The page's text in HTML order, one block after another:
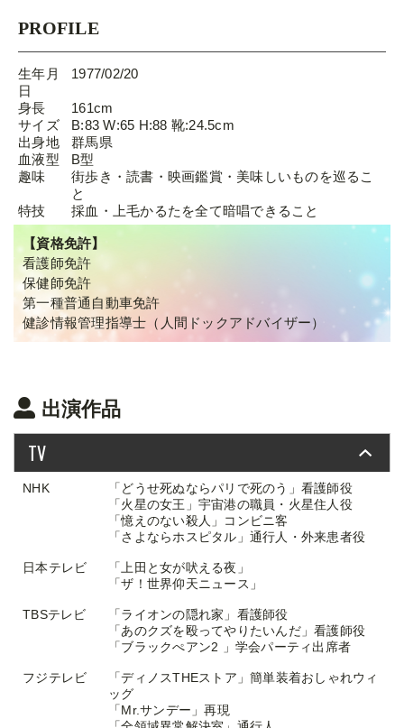
PROFILE
生年月
日
1977/02/20
身長
161cm
サイズ
B:83 W:65 H:88 靴:24.5cm
出身地
群馬県
血液型
B型
趣味
街歩き・読書・映画鑑賞・美味しいものを巡るこ
と
特技
採血・上毛かるたを全て暗唱できること
【資格免許】
看護師免許
保健師免許
第一種普通自動車免許
健診情報管理指導士（人間ドックアドバイザー）
出演作品
TV
NHK
「どうせ死ぬならパリで死のう」看護師役
「火星の女王」宇宙港の職員・火星住人役
「憶えのない殺人」コンビニ客
「さよならホスピタル」通行人・外来患者役
日本テレビ
「上田と女が吠える夜」
「ザ！世界仰天ニュース」
TBSテレビ
「ライオンの隠れ家」看護師役
「あのクズを殴ってやりたいんだ」看護師役
「ブラックぺアン2 」学会パーティ出席者
フジテレビ
「ディノスTHEストア」簡単装着おしゃれウィ
ッグ
「Mr.サンデー」再現